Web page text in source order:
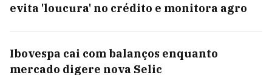
evita 'loucura' no crédito e monitora agro
Ibovespa cai com balanços enquanto
mercado digere nova Selic